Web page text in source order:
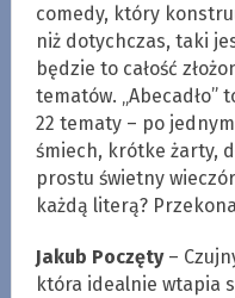
comedy, który
niż dotychczas, taki
będzie to całość
tematów. „Abecadło”
22 tematy – po
śmiech, krótke żarty,
prostu świetny
każdą literą?
Jakub Poczęty–
która idealnie wtapia